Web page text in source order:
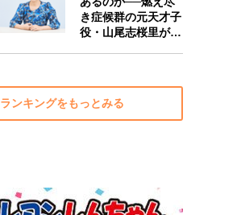
き症候群の元天才子
役・山尾志桜里が…
ランキングをもっとみる